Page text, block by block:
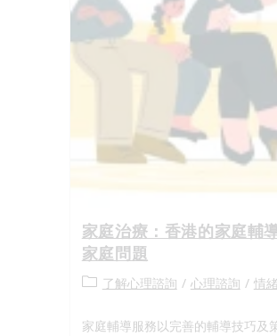
家庭治療：香港的家庭輔
家庭問題
了解心理諮詢 / 心理諮詢 / 情緒
家庭輔導服務以完善的輔導技巧及